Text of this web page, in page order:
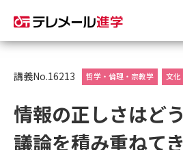
資料請求
大学・短大の資料種類から請求
講義No.16213 哲学・倫理・宗教学 文化
情報の正しさはど
議論を積み重ねて